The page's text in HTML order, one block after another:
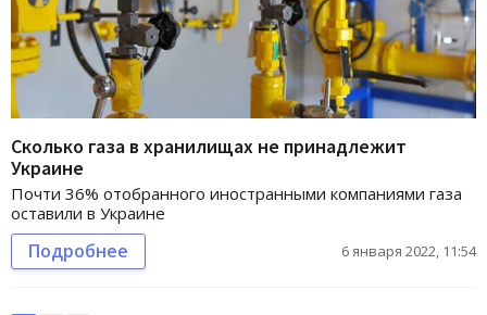
Сколько газа в хранилищах не принадлежит
Украине
Почти 36% отобранного иностранными компаниями газа
оставили в Украине
Подробнее 6 января 2022, 11:54